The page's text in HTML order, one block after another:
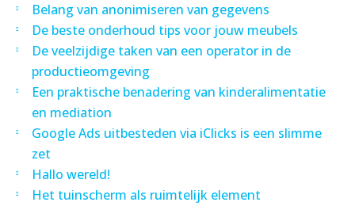
Belang van anonimiseren van gegevens
De beste onderhoud tips voor jouw meubels
De veelzijdige taken van een operator in de
productieomgeving
Een praktische benadering van kinderalimentatie
en mediation
Google Ads uitbesteden via iClicks is een slimme
zet
Hallo wereld!
Het tuinscherm als ruimtelijk element